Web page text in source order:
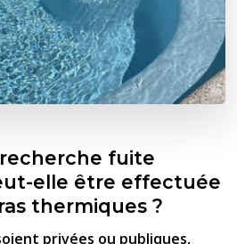
fuite
elle être effectuée
thermiques ?
privées ou publiques,